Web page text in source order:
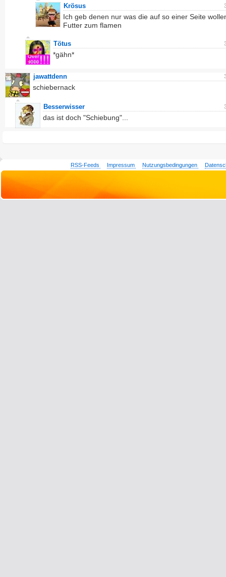
Krösus
Ich geb denen nur was die auf so einer Seite
Futter zum flamen
Tötus
*gähn*
jawattdenn
schiebernack
Besserwisser
das ist doch "Schiebung"...
RSS-Feeds Impressum Nutzungsbedingungen